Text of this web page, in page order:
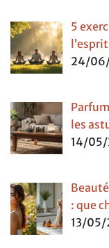
5
l’esprit
24/
les
14/
: que
13/